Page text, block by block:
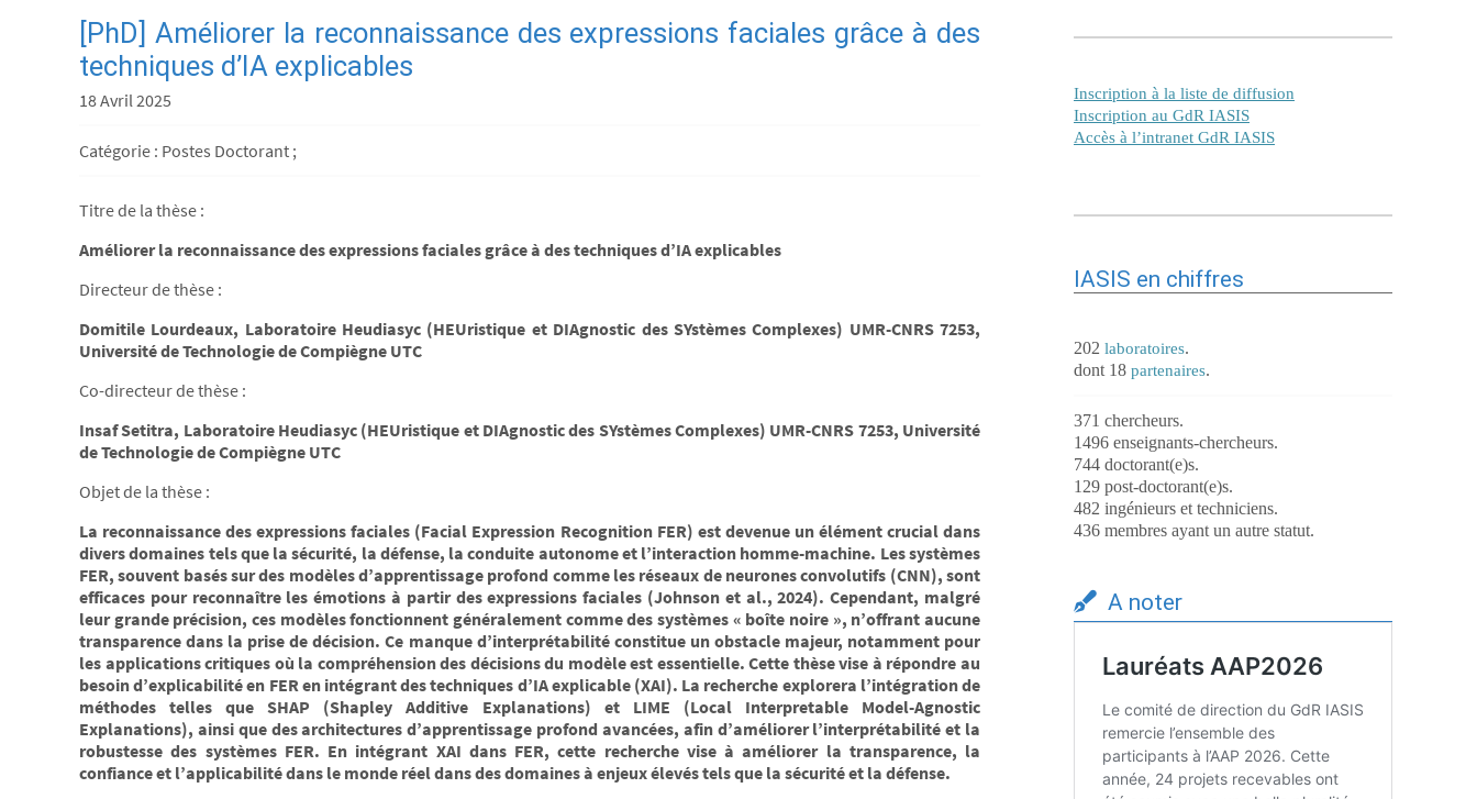
[PhD] Améliorer la reconnaissance des expressions faciales grâce à des
techniques d’IA explicables
18 Avril 2025
Catégorie : Postes Doctorant ;
Titre de la thèse :
Améliorer la reconnaissance des expressions faciales grâce à des techniques d’IA explicables
Directeur de thèse :
Domitile Lourdeaux, Laboratoire Heudiasyc (HEUristique et DIAgnostic des SYstèmes Complexes) UMR-CNRS 7253,
Université de Technologie de Compiègne UTC
Co-directeur de thèse :
Insaf Setitra, Laboratoire Heudiasyc (HEUristique et DIAgnostic des SYstèmes Complexes) UMR-CNRS 7253, Université
de Technologie de Compiègne UTC
Objet de la thèse :
La reconnaissance des expressions faciales (Facial Expression Recognition FER) est devenue un élément crucial dans
divers domaines tels que la sécurité, la défense, la conduite autonome et l’interaction homme-machine. Les systèmes
FER, souvent basés sur des modèles d’apprentissage profond comme les réseaux de neurones convolutifs (CNN), sont
efficaces pour reconnaître les émotions à partir des expressions faciales (Johnson et al., 2024). Cependant, malgré
leur grande précision, ces modèles fonctionnent généralement comme des systèmes « boîte noire », n’offrant aucune
transparence dans la prise de décision. Ce manque d’interprétabilité constitue un obstacle majeur, notamment pour
les applications critiques où la compréhension des décisions du modèle est essentielle. Cette thèse vise à répondre au
besoin d’explicabilité en FER en intégrant des techniques d’IA explicable (XAI). La recherche explorera l’intégration de
méthodes telles que SHAP (Shapley Additive Explanations) et LIME (Local Interpretable Model-Agnostic
Explanations), ainsi que des architectures d’apprentissage profond avancées, afin d’améliorer l’interprétabilité et la
robustesse des systèmes FER. En intégrant XAI dans FER, cette recherche vise à améliorer la transparence, la
confiance et l’applicabilité dans le monde réel dans des domaines à enjeux élevés tels que la sécurité et la défense.
Inscription à la liste de diffusion
Inscription au GdR IASIS
Accès à l’intranet GdR IASIS
IASIS en chiffres
202 laboratoires.
dont 18 partenaires.
371 chercheurs.
1496 enseignants-chercheurs.
744 doctorant(e)s.
129 post-doctorant(e)s.
482 ingénieurs et techniciens.
436 membres ayant un autre statut.
A noter